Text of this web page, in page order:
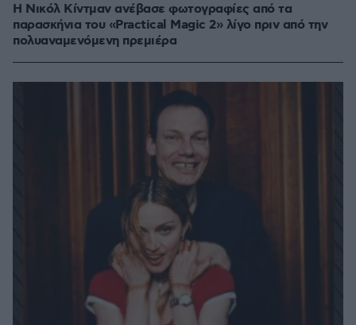
Η Νικόλ Κίντμαν ανέβασε φωτογραφίες από τα
παρασκήνια του «Practical Magic 2» λίγο πριν από την
πολυαναμενόμενη πρεμιέρα